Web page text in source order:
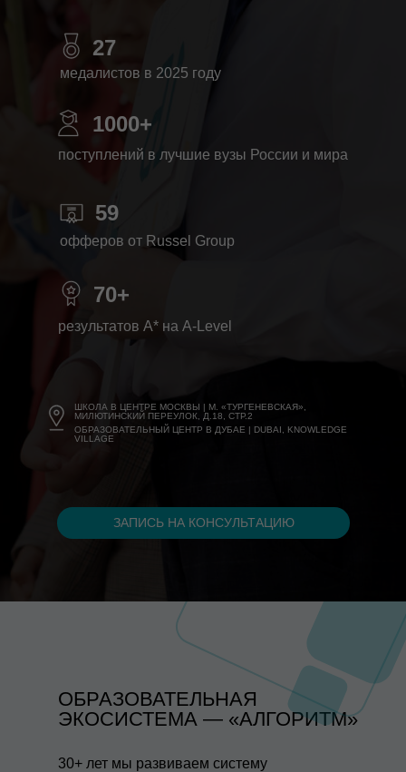
ЗАПИСЬ НА КОНСУЛЬТАЦИЮ
поступлений в лучшие вузы России и мира
офферов от Russel Group
результатов A* на A-Level
ШКОЛА В ЦЕНТРЕ МОСКВЫ | М. «ТУРГЕНЕВСКАЯ»,
МИЛЮТИНСКИЙ ПЕРЕУЛОК, Д.18, СТР.2
ОБРАЗОВАТЕЛЬНЫЙ ЦЕНТР В ДУБАЕ | DUBAI, KNOWLEDGE
VILLAGE
медалистов в 2025 году
27
1000+
59
70+
ОБРАЗОВАТЕЛЬНАЯ
ЭКОСИСТЕМА — «АЛГОРИТМ»
30+ лет мы развиваем систему